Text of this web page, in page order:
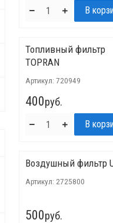
Топливный фильтр
TOPRAN
Артикул: 720949
400руб.
Воздушный фильтр
Артикул: 2725800
500руб.